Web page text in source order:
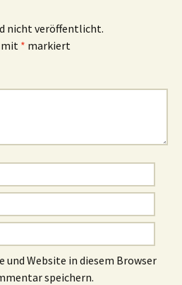
nicht veröffentlicht.
mit * markiert
und Website in diesem Browser
speichern.